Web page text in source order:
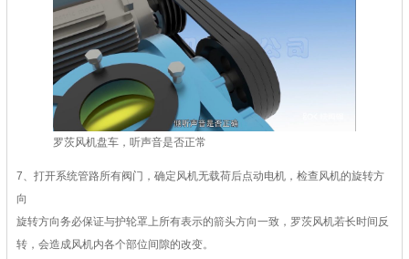
罗茨风机盘车，听声音是否正常
7、打开系统管路所有阀门，确定风机无载荷后点动电机，检查风机的旋转方
向
旋转方向务必保证与护轮罩上所有表示的箭头方向一致，罗茨风机若长时间反
转，会造成风机内各个部位间隙的改变。